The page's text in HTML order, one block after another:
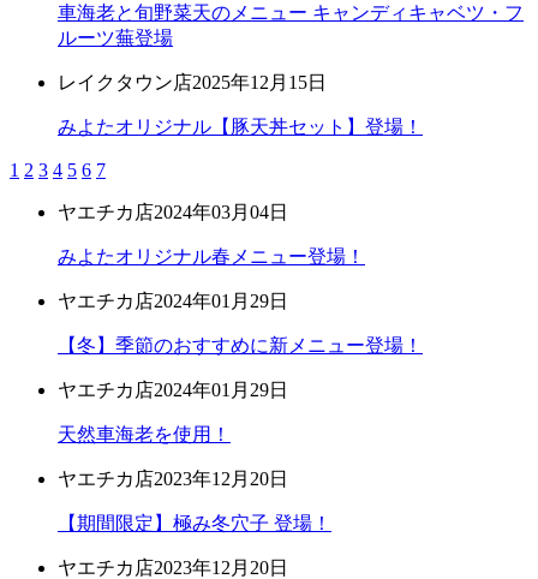
車海老と旬野菜天のメニュー キャンディキャベツ・フ
ルーツ蕪登場
レイクタウン店2025年12月15日
みよたオリジナル【豚天丼セット】登場！
1 2 3 4 5 6 7
ヤエチカ店2024年03月04日
みよたオリジナル春メニュー登場！
ヤエチカ店2024年01月29日
【冬】季節のおすすめに新メニュー登場！
ヤエチカ店2024年01月29日
天然車海老を使用！
ヤエチカ店2023年12月20日
【期間限定】極み冬穴子 登場！
ヤエチカ店2023年12月20日